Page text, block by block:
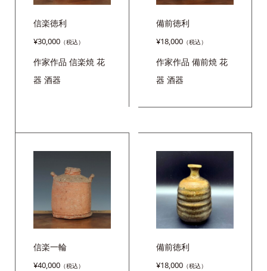
信楽徳利
¥30,000
作家作品 信楽焼 花
器 酒器
備前徳利
¥18,000
作家作品 備前焼 花
器 酒器
信楽一輪
¥40,000
備前徳利
¥18,000